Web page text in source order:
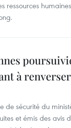
ressources
à
de sécurité du
et émis des avis